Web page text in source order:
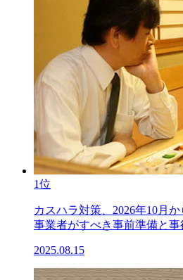
1位
カスハラ対策、2026年10月
事業者がすべき事前準備と事
2025.08.15